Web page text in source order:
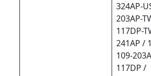
324AP-
203AP-
117DP-
241AP /
109-
117DP /